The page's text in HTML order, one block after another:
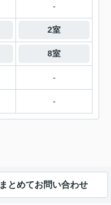
-
2室
8室
-
-
まとめてお問い合わせ